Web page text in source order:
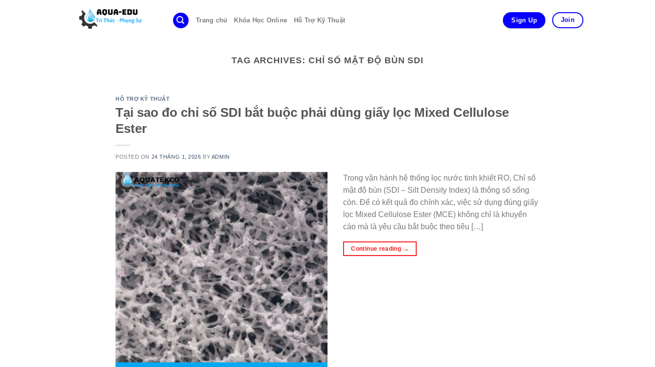
Trang chủ Khóa Học Online Hỗ Trợ Kỹ Thuật Sign Up Join
TAG ARCHIVES: CHỈ SỐ MẬT ĐỘ BÙN SDI
HỖ TRỢ KỸ THUẬT
Tại sao đo chỉ số SDI bắt buộc phải dùng giấy lọc Mixed Cellulose
Ester
POSTED ON 24 THÁNG 1, 2026 BY ADMIN
Trong vận hành hệ thống lọc nước tinh khiết RO, Chỉ số
mật độ bùn (SDI – Silt Density Index) là thông số sống
còn. Để có kết quả đo chính xác, việc sử dụng đúng giấy
lọc Mixed Cellulose Ester (MCE) không chỉ là khuyến
cáo mà là yêu cầu bắt buộc theo tiêu […]
Continue reading →